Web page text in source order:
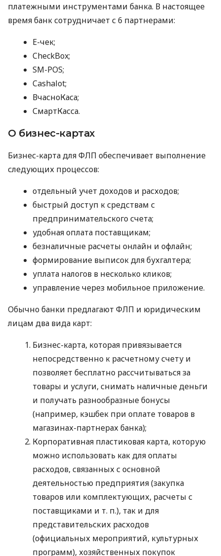
платежными инструментами банка. В настоящее
время банк сотрудничает с 6 партнерами:
E-чек;
CheckBox;
SM-POS;
Cashalot;
ВчасноКаса;
СмартКасса.
О бизнес-картах
Бизнес-карта для ФЛП обеспечивает выполнение
следующих процессов:
отдельный учет доходов и расходов;
быстрый доступ к средствам с
предпринимательского счета;
удобная оплата поставщикам;
безналичные расчеты онлайн и офлайн;
формирование выписок для бухгалтера;
уплата налогов в несколько кликов;
управление через мобильное приложение.
Обычно банки предлагают ФЛП и юридическим
лицам два вида карт:
Бизнес-карта, которая привязывается
непосредственно к расчетному счету и
позволяет бесплатно рассчитываться за
товары и услуги, снимать наличные деньги
и получать разнообразные бонусы
(например, кэшбек при оплате товаров в
магазинах-партнерах банка);
Корпоративная пластиковая карта, которую
можно использовать как для оплаты
расходов, связанных с основной
деятельностью предприятия (закупка
товаров или комплектующих, расчеты с
поставщиками и т. п.), так и для
представительских расходов
(официальных мероприятий, культурных
программ), хозяйственных покупок